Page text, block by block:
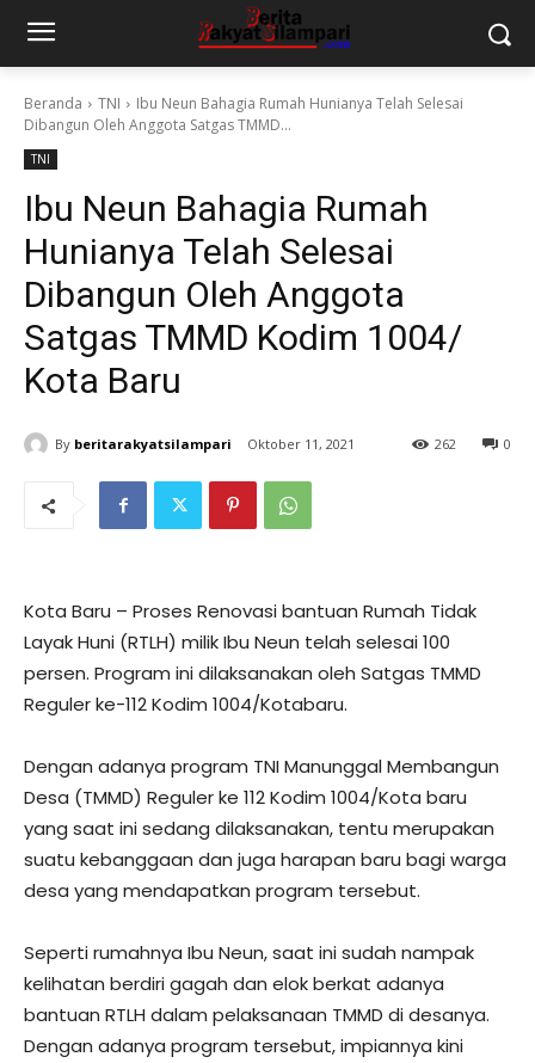
Beranda TNI
Ibu Neun Bahagia Rumah Hunianya Telah Selesai
Dibangun Oleh Anggota Satgas TMMD...
TNI
Ibu Neun Bahagia Rumah
Hunianya Telah Selesai
Dibangun Oleh Anggota
Satgas TMMD Kodim 1004/
Kota Baru
By beritarakyatsilampari Oktober 11, 2021 0
262
Kota Baru – Proses Renovasi bantuan Rumah Tidak
Layak Huni (RTLH) milik Ibu Neun telah selesai 100
persen. Program ini dilaksanakan oleh Satgas TMMD
Reguler ke-112 Kodim 1004/Kotabaru.
Dengan adanya program TNI Manunggal Membangun
Desa (TMMD) Reguler ke 112 Kodim 1004/Kota baru
yang saat ini sedang dilaksanakan, tentu merupakan
suatu kebanggaan dan juga harapan baru bagi warga
desa yang mendapatkan program tersebut.
Seperti rumahnya Ibu Neun, saat ini sudah nampak
kelihatan berdiri gagah dan elok berkat adanya
bantuan RTLH dalam pelaksanaan TMMD di desanya.
Dengan adanya program tersebut, impiannya kini